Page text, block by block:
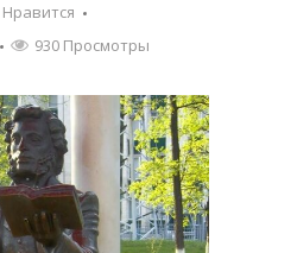
Нравится
930 Просмотры